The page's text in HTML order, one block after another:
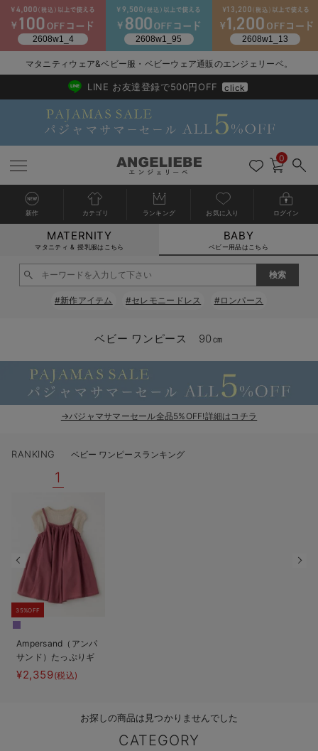
新生児服全て
ベビー服全て
ロンパース・カバーオール
ベビー ブルマ
ベビー スカート
ベビー アウター
スタイ・よだれかけ（新生児・ベビー）
ベビー帽子（新生児・乳児）
新生児スリーパー・ベビーパジャマ
ベビー リュック
ベビー 小物
シーズンアイテム全て
ベビー・新生児 寝具全て
ベビーベッド・布団 （ベビー・新生児）
ベビー 雑貨全て
ベビーチェア（ハイローチェア）・ベビーラック
ベビー 雑貨 小物
ベビー安全グッズ
メモリアルグッズ
赤ちゃん 洗剤・洗濯用品・お掃除
赤ちゃん お風呂・ベビースキンケア
おむつ関連グッズ
お出かけグッズ全て
ベビー｜季節の特集全て
猛暑からベビーを守るひんやりグッズ
ベビーの動物なりきり特集
ベビー 夏のお役立ちグッズ特集
袴ロンパース特集
アウトレット全て
【アウトレット】ワンピース
【アウトレット】パジャマ
【アウトレット】インナー
特集全て
抗菌防臭加工
コットン素材
Tシャツブラ
親子セット
快適機能ウェア特集 トップス
快適機能ウェア特集 ボトムス
快適機能ウェア特集 パジャマ
erbaviva（エルバビーバ）
安心の日本製。先輩ママが買ってよかった！本当に必要な出産準備品
買って正解！高評価レビューアイテム
再入荷全て
再入荷｜インナー
戻る
送料無料アイテム全て
ワンピース
スカート
パジャマ
戻る
ブラキャミ おまとめ
戻る
【37周年祭セール】
【37周年祭セール】
戻る
気温差別オススメア
【15℃】3月下旬～
戻る
動きやすく着回しで
戻る
強撚スムース(コスパ
戻る
マタニティウェア
【おまとめ割】パジ
戻る
こだわりの履き心地
カジュアル
オフィス
戻る
ジャケット派
きれいめ美脚パンツ派
ツィード派
戻る
出産準備応援割全て
マタニティパジャマ
戻る
【オフィスカジュア
戻る
レギンスタイプ
戻る
【フォーマル】ワン
戻る
【ベビー】長袖
戻る
ハンカチ
短肌着
セット
戻る
快適ウェア10%OFF
快適ウェア10%OFF
戻る
春のマタニティワン
セットアップ・ レイ
ジャンパースカート/
ワーク・オフィス
戻る
Gift Selection 出産
〜3,000円（税込）
10,001円（税込）〜
女の子におススメの
何枚あっても嬉しい
戻る
冬の冷え対策インナ
薄くてあったか
保温&リカバリー
レギンス・タイツ
戻る
入院準備の持ち物チ
入院してすぐ使うグ
戻る
冬のあったか特集全て
【冬のあったか特集
【冬のあったか特集
マタニティウェア&ベビー服・ベビーウェア通販のエンジェリーベ。
2026/NewArrival
送料495円(一部地域を除く) 7,700円以上で送料無料
LINE お友達登録で500円OFF click
0
新作 カテゴリ ランキング お気に入り ログイン
MATERNITY
マタニティ & 授乳服はこちら
BABY
ベビー用品はこちら
#新作アイテム #セレモニードレス #ロンパース
ベビー ワンピース 90㎝
→パジャマサマーセール全品5%OFF!詳細はコチラ
RANKING ベビー ワンピースランキング
1
35%OFF
Ampersand（アンパ
サンド）たっぷりギ
ャザーワンピース＆
トップス
¥2,359(税込)
お探しの商品は見つかりませんでした
CATEGORY
カートに入れる
閉じる